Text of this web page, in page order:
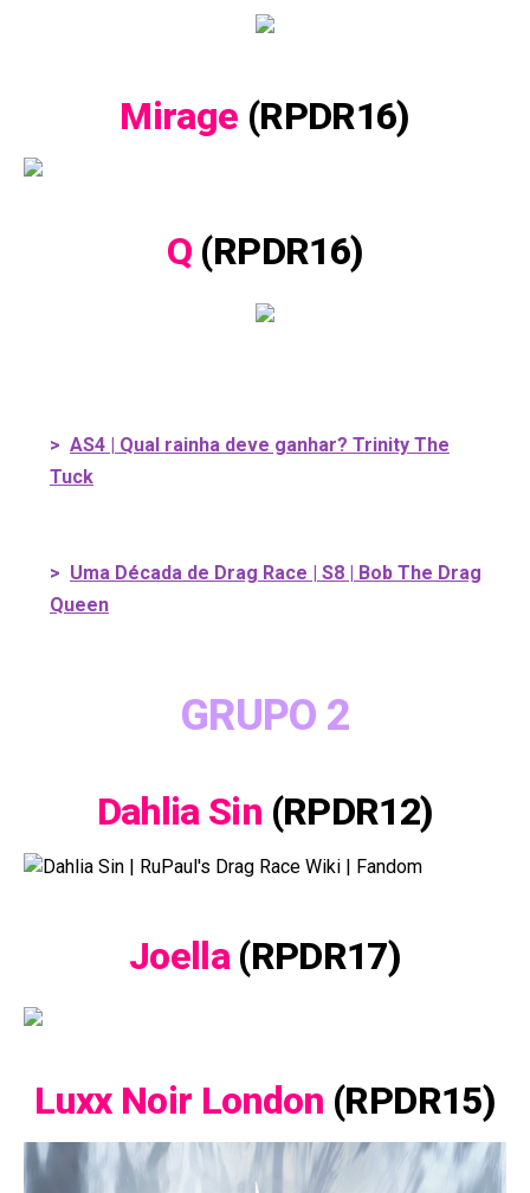
Mirage (RPDR16)
Q (RPDR16)
> AS4 | Qual rainha deve ganhar? Trinity The
Tuck
> Uma Década de Drag Race | S8 | Bob The Drag
Queen
GRUPO 2
Dahlia Sin (RPDR12)
Joella (RPDR17)
Luxx Noir London (RPDR15)